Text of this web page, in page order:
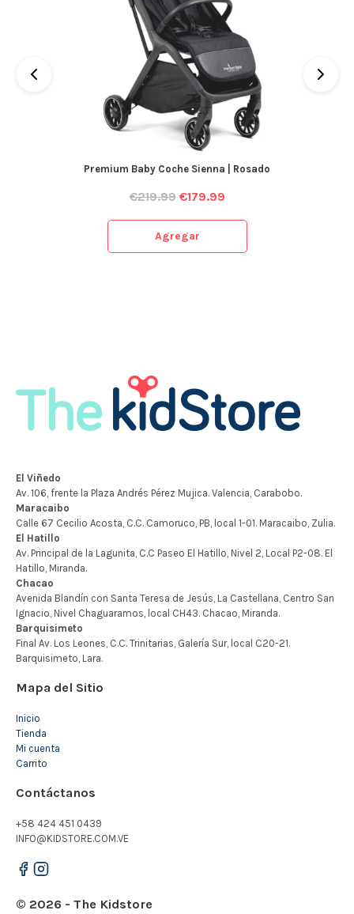
Premium Baby Coche Sienna | Rosado
€219.99 €179.99
Agregar
Mapa del Sitio
Inicio
Tienda
Mi cuenta
Carrito
Contáctanos
+58 424 451 0439
INFO@KIDSTORE.COM.VE
© 2026 - The Kidstore